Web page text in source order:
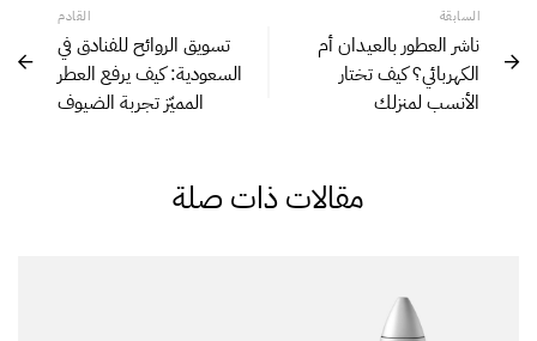
السابقة
ناشر العطور بالعيدان أم
الكهربائي؟ كيف تختار
الأنسب لمنزلك
القادم
تسويق الروائح للفنادق في
السعودية: كيف يرفع العطر
المميّز تجربة الضيوف
مقالات ذات صلة